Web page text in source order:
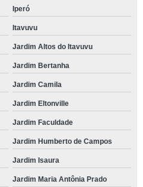
Iperó
Itavuvu
Jardim Altos do Itavuvu
Jardim Bertanha
Jardim Camila
Jardim Eltonville
Jardim Faculdade
Jardim Humberto de Campos
Jardim Isaura
Jardim Maria Antônia Prado